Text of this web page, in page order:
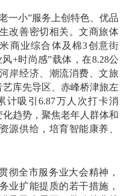
一小”服务上创特色、优品
改善密切相关。文商旅体
商业综合体及棉3创意街
+时尚感”载体，在8.28公
岸经济、潮流消费、文旅
库先导区、赤峰桥津旅左
计吸引6.87万人次打卡消
趋势，聚焦老年人群体和
源供给，培育智能康养、
彻全市服务业大会精神，
业扩能提质的若干措施，